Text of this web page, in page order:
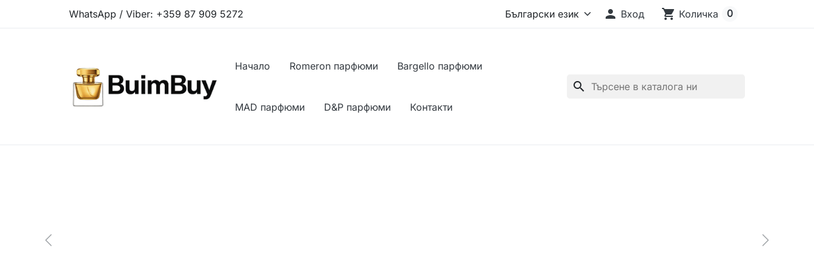
WhatsApp / Viber: +359 87 909 5272  Вход shopping_cart Количка 0
Начало Romeron парфюми Bargello парфюми
MAD парфюми D&P парфюми Контакти
search